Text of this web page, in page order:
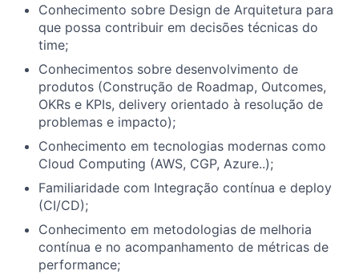
Conhecimento sobre Design de Arquitetura para
que possa contribuir em decisões técnicas do
time;
Conhecimentos sobre desenvolvimento de
produtos (Construção de Roadmap, Outcomes,
OKRs e KPIs, delivery orientado à resolução de
problemas e impacto);
Conhecimento em tecnologias modernas como
Cloud Computing (AWS, CGP, Azure..);
Familiaridade com Integração contínua e deploy
(CI/CD);
Conhecimento em metodologias de melhoria
contínua e no acompanhamento de métricas de
performance;